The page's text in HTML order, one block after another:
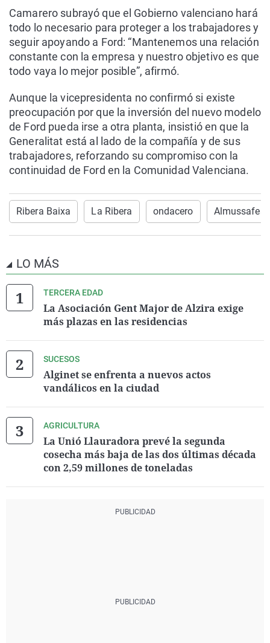
Camarero subrayó que el Gobierno valenciano hará
todo lo necesario para proteger a los trabajadores y
seguir apoyando a Ford: “Mantenemos una relación
constante con la empresa y nuestro objetivo es que
todo vaya lo mejor posible”, afirmó.
Aunque la vicepresidenta no confirmó si existe
preocupación por que la inversión del nuevo modelo
de Ford pueda irse a otra planta, insistió en que la
Generalitat está al lado de la compañía y de sus
trabajadores, reforzando su compromiso con la
continuidad de Ford en la Comunidad Valenciana.
Ribera Baixa La Ribera ondacero Almussafes
LO MÁS
TERCERA EDAD
La Asociación Gent Major de Alzira exige
más plazas en las residencias
SUCESOS
Alginet se enfrenta a nuevos actos
vandálicos en la ciudad
AGRICULTURA
La Unió Llauradora prevé la segunda
cosecha más baja de las dos últimas década
con 2,59 millones de toneladas